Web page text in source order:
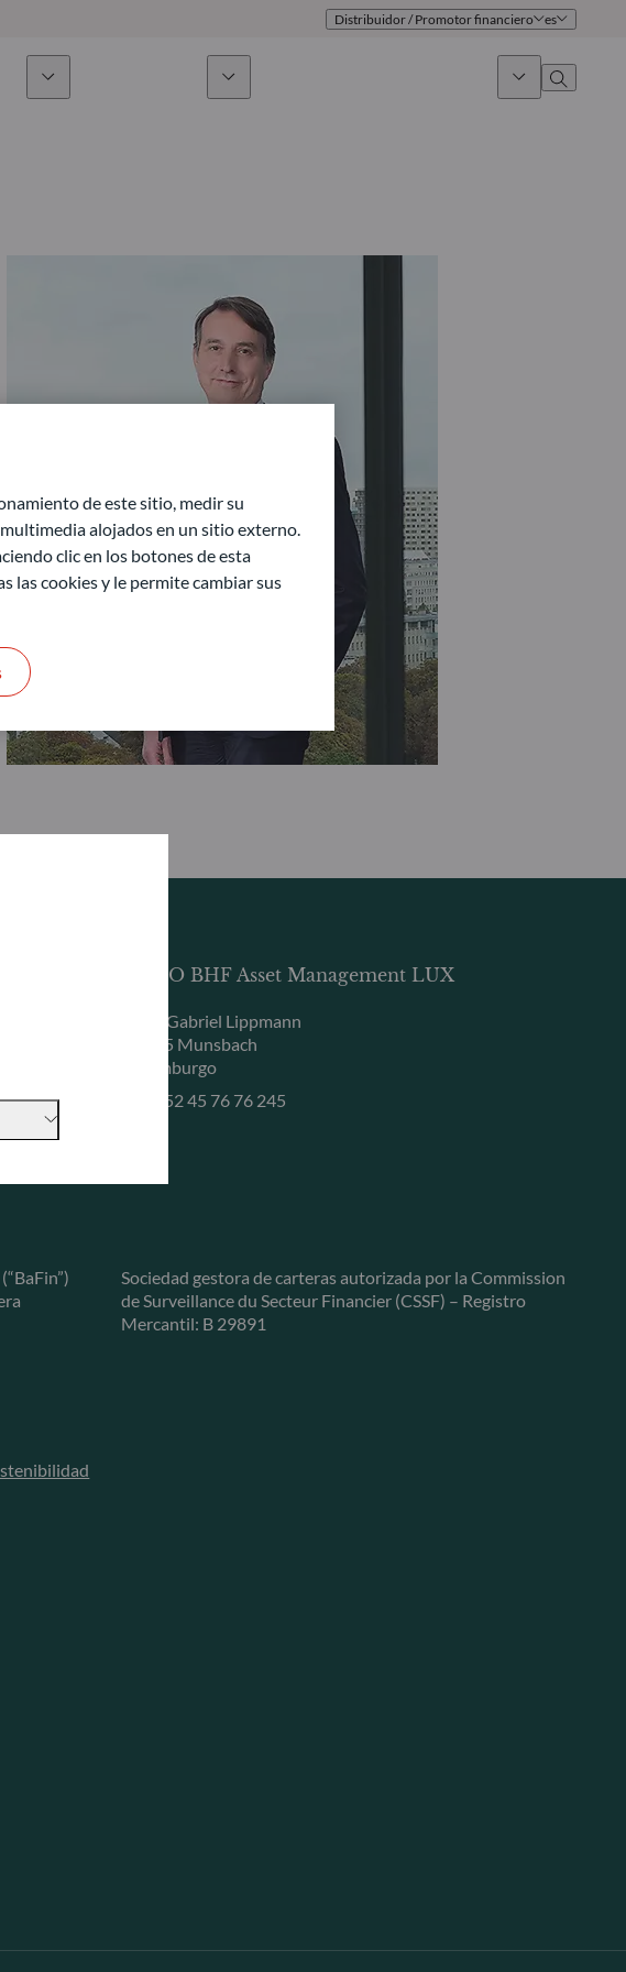
Distribuidor / Promotor financiero es
ODDO BHF Asset Management LUX
6, rue Gabriel Lippmann
L-5365 Munsbach
Luxemburgo
+352 45 76 76 245
Sociedad gestora de carteras autorizada por la Commission
de Surveillance du Secteur Financier (CSSF) – Registro
Mercantil: B 29891
de este sitio, medir su
alojados en un sitio externo.
clic en los botones de esta
las cookies y le permite cambiar sus